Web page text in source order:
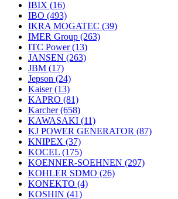
IBIX (16)
IBO (493)
IKRA MOGATEC (39)
IMER Group (263)
ITC Power(13)
JANSEN (263)
JBM (17)
Jepson (24)
Kaiser(13)
KAPRO (81)
Karcher(658)
KAWASAKI (11)
KJ POWER GENERATOR (87)
KNIPEX (37)
KOCEL (175)
KOENNER-SOEHNEN (297)
KOHLER SDMO (26)
KONEKTO (4)
KOSHIN (41)